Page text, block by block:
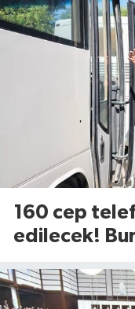
160 cep
edilecek!